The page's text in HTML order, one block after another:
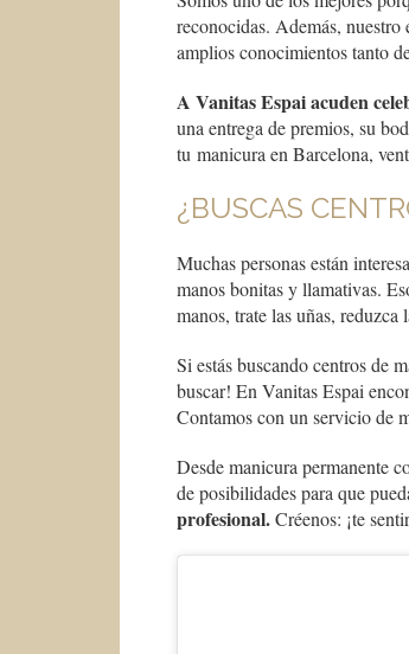
reconocidas. Además, nuestro
amplios conocimientos tanto
A Vanitas Espai acuden
una entrega de premios, su
tu manicura en Barcelona,
¿BUSCAS
Muchas personas están
manos bonitas y llamativas.
manos, trate las uñas,
Si estás buscando centros de
buscar! En Vanitas Espai
Contamos con un servicio de
Desde manicura permanente
de posibilidades para que
profesional.Créenos: ¡te